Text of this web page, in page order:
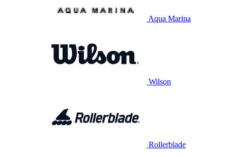
Aqua Marina
Wilson
Rollerblade